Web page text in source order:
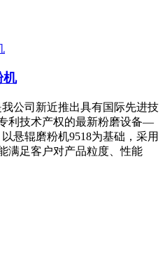
机
公司新近推出具有国际先进技
利技术产权的最新粉磨设备—
悬辊磨粉机9518为基础，采用
满足客户对产品粒度、性能